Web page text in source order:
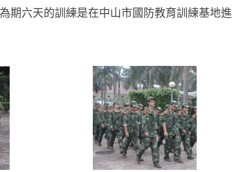
期六天的訓練是在中山市國防教育訓練基地進